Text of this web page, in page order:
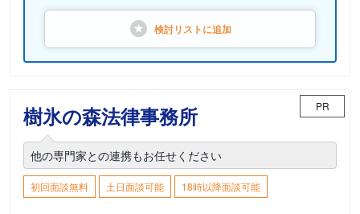
検討リストに追加
樹氷の森法律事務所 PR
他の専門家との連携もお任せください
初回面談無料 土日面談可能 18時以降面談可能